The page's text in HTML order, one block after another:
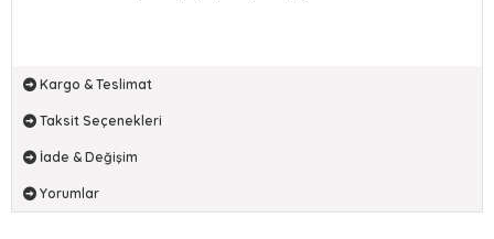
Kargo & Teslimat
Taksit Seçenekleri
İade & Değişim
Yorumlar